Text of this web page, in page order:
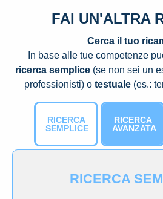
FAI UN'ALTRA
Cerca il tuo
In base alle tue competenze
ricerca semplice (se non sei un
professionisti) o testuale (es.:
RICERCA
SEMPLICE
RICERCA
AVANZATA
RICERCA